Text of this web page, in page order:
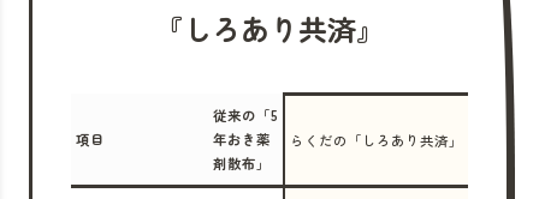
『しろあり共済』
項目
従来の「5
年おき薬
剤散布」
らくだの「しろあり共済」